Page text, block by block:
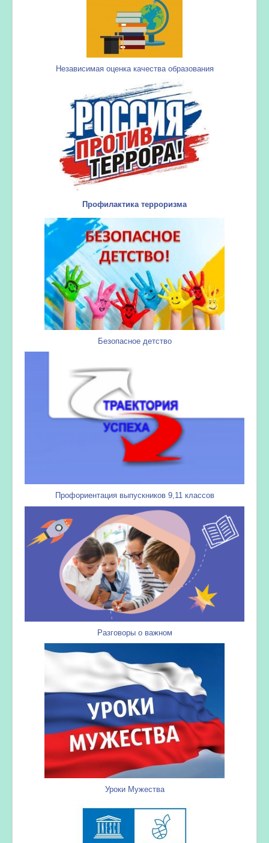
Независимая оценка качества образования
Профилактика терроризма
Безопасное детство
Профориентация выпускников 9,11 классов
Разговоры о важном
Уроки Мужества